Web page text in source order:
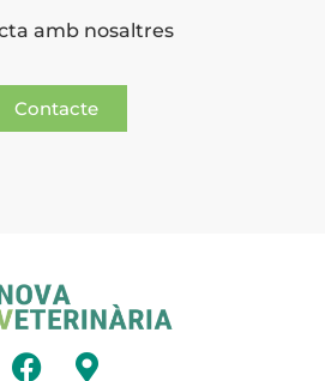
amb nosaltres
Contacte